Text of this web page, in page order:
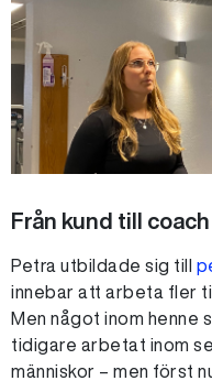
Från kund till coach
Petra utbildade sig till
innebar att arbeta fler
Men något inom henne
tidigare arbetat inom
människor – men först